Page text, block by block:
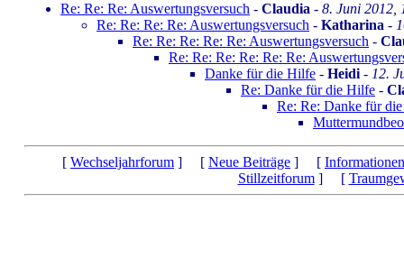
Re: Re: Re: Auswertungsversuch - Claudia - 8. Juni 2012,
Re: Re: Re: Re: Auswertungsversuch - Katharina -
Re: Re: Re: Re: Re: Auswertungsversuch -
Re: Re: Re: Re: Re: Re:
Danke für die Hilfe - Heidi - 12.
Re: Danke für die Hilfe -
Re: Re: Danke für
[ Wechseljahrforum ] [ Neue Beiträge ] [ Informationen
Stillzeitforum] [